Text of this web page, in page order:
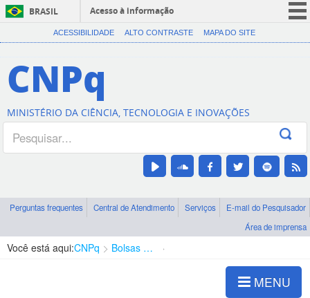
BRASIL
Acesso à informação
CORONAVÍRUS (COVID-19)
Canais
ACESSIBILIDADE ALTO CONTRASTE MAPA DO SITE
CNPq
MINISTÉRIO DA CIÊNCIA, TECNOLOGIA E INOVAÇÕES
Perguntas frequentes Central de Atendimento Serviços
E-mail do Pesquisador
Área de imprensa
Você está aqui:CNPq Bolsas e Auxílios Vigentes
MENU